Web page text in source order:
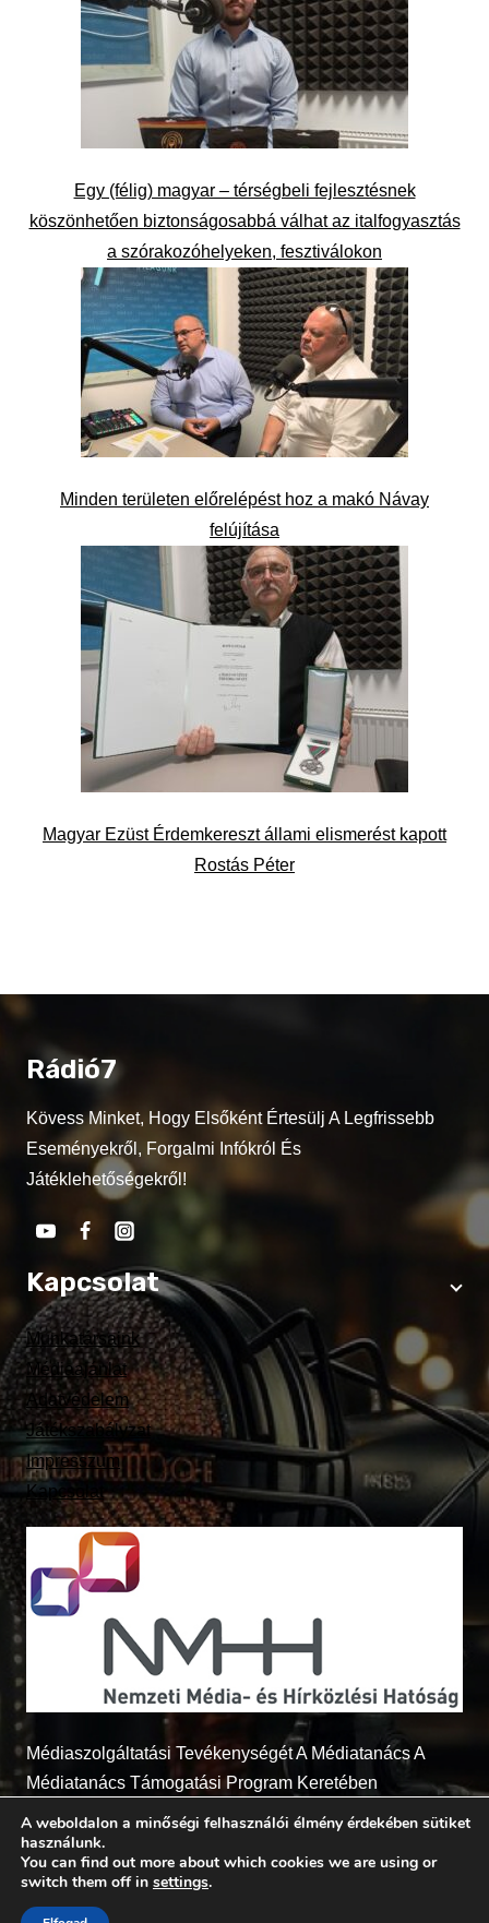
Egy (félig) magyar – térségbeli fejlesztésnek
köszönhetően biztonságosabbá válhat az italfogyasztás
a szórakozóhelyeken, fesztiválokon
Minden területen előrelépést hoz a makó Návay
felújítása
Magyar Ezüst Érdemkereszt állami elismerést kapott
Rostás Péter
Rádió7
Kövess Minket, Hogy Elsőként Értesülj A Legfrissebb
Eseményekről, Forgalmi Infókról És
Játéklehetőségekről!
Kapcsolat
Munkatársaink
Médiaajánlat
Adatvédelem
Játékszabályzat
Impresszum
Kapcsolat
Médiaszolgáltatási Tevékenységét A Médiatanács A
Médiatanács Támogatási Program Keretében
© 2026 - Radio7.hu Minden jog fenntartva
A weboldalon a minőségi felhasználói élmény érdekében sütiket
használunk.
You can find out more about which cookies we are using or
switch them off in settings.